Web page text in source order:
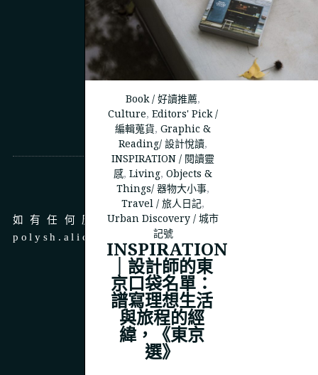
Book / 好讀推薦,
Culture,Editors' Pick /
編輯蒐貨,Graphic &
Reading/ 設計悅讀,
INSPIRATION / 閱讀靈
感,Living,Objects &
Things/ 器物大小事,
Travel / 旅人日記,
Urban Discovery / 城市
記號
INSPIRATION
｜設計師的東
京口袋名單：
譜寫理想生活
與旅程的經
緯，《東京
選》
商務合作
如有任何廣告、商務合作，請 email 至
polysh.alice@gmail.com
© 2023THEPOLYSH.COM
BACK TO TOP